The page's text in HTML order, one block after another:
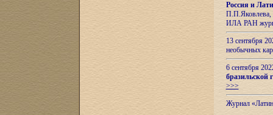
Россия и
П.П.Яковлева,
ИЛА РАН
13 сентября
необычных
6 сентября
бразильской
>>>
Журнал